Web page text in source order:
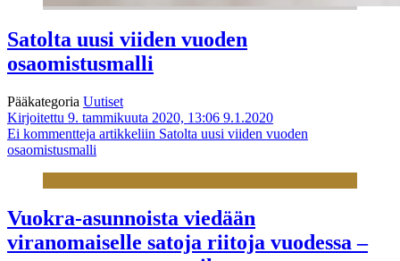
Satolta uusi viiden vuoden
osaomistusmalli
Pääkategoria Uutiset
Kirjoitettu 9. tammikuuta 2020, 13:06 9.1.2020
Ei kommentteja artikkeliin Satolta uusi viiden vuoden
osaomistusmalli
Vuokra-asunnoista viedään
viranomaiselle satoja riitoja vuodessa –